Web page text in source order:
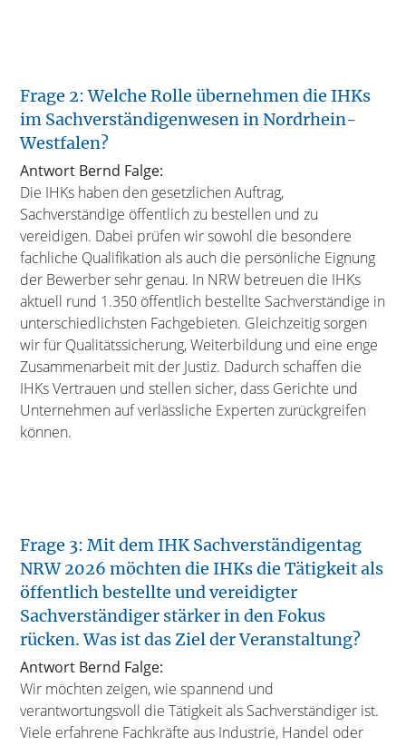
Frage 2: Welche Rolle übernehmen die IHKs
im Sachverständigenwesen in Nordrhein-
Westfalen?
Antwort Bernd Falge:
Die IHKs haben den gesetzlichen Auftrag,
Sachverständige öffentlich zu bestellen und zu
vereidigen. Dabei prüfen wir sowohl die besondere
fachliche Qualifikation als auch die persönliche Eignung
der Bewerber sehr genau. In NRW betreuen die IHKs
aktuell rund 1.350 öffentlich bestellte Sachverständige in
unterschiedlichsten Fachgebieten. Gleichzeitig sorgen
wir für Qualitätssicherung, Weiterbildung und eine enge
Zusammenarbeit mit der Justiz. Dadurch schaffen die
IHKs Vertrauen und stellen sicher, dass Gerichte und
Unternehmen auf verlässliche Experten zurückgreifen
können.
Frage 3: Mit dem IHK Sachverständigentag
NRW 2026 möchten die IHKs die Tätigkeit als
öffentlich bestellte und vereidigter
Sachverständiger stärker in den Fokus
rücken. Was ist das Ziel der Veranstaltung?
Antwort Bernd Falge:
Wir möchten zeigen, wie spannend und
verantwortungsvoll die Tätigkeit als Sachverständiger ist.
Viele erfahrene Fachkräfte aus Industrie, Handel oder